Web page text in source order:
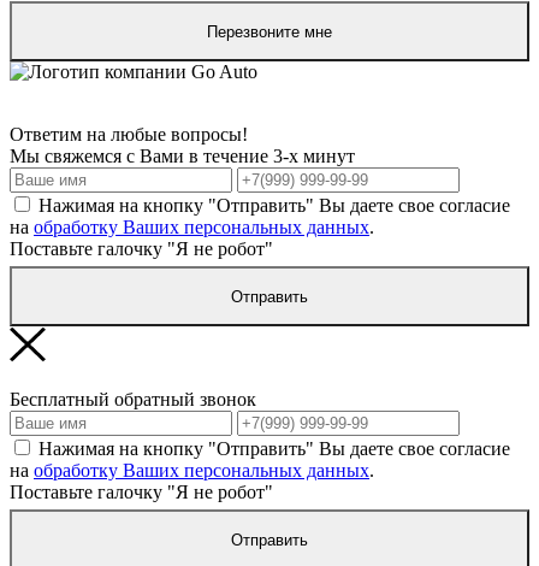
Перезвоните мне
Ответим на любые вопросы!
Мы свяжемся с Вами в течение 3-х минут
Нажимая на кнопку "Отправить" Вы даете свое согласие
на обработку Ваших персональных данных.
Поставьте галочку "Я не робот"
Отправить
Бесплатный обратный звонок
Нажимая на кнопку "Отправить" Вы даете свое согласие
на обработку Ваших персональных данных.
Поставьте галочку "Я не робот"
Отправить